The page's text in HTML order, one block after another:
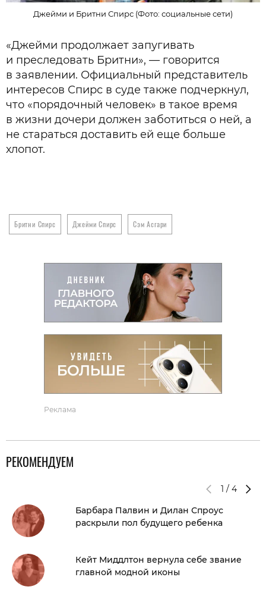
Джейми и Бритни Спирс (Фото: социальные сети)
«Джейми продолжает запугивать
и преследовать Бритни», — говорится
в заявлении. Официальный представитель
интересов Спирс в суде также подчеркнул,
что «порядочный человек» в такое время
в жизни дочери должен заботиться о ней, а
не стараться доставить ей еще больше
хлопот.
Бритни Спирс Джейми Спирс Сэм Асгари
Реклама
РЕКОМЕНДУЕМ
1 / 4
Барбара Палвин и Дилан Спроус
раскрыли пол будущего ребенка
Кейт Миддлтон вернула себе звание
главной модной иконы